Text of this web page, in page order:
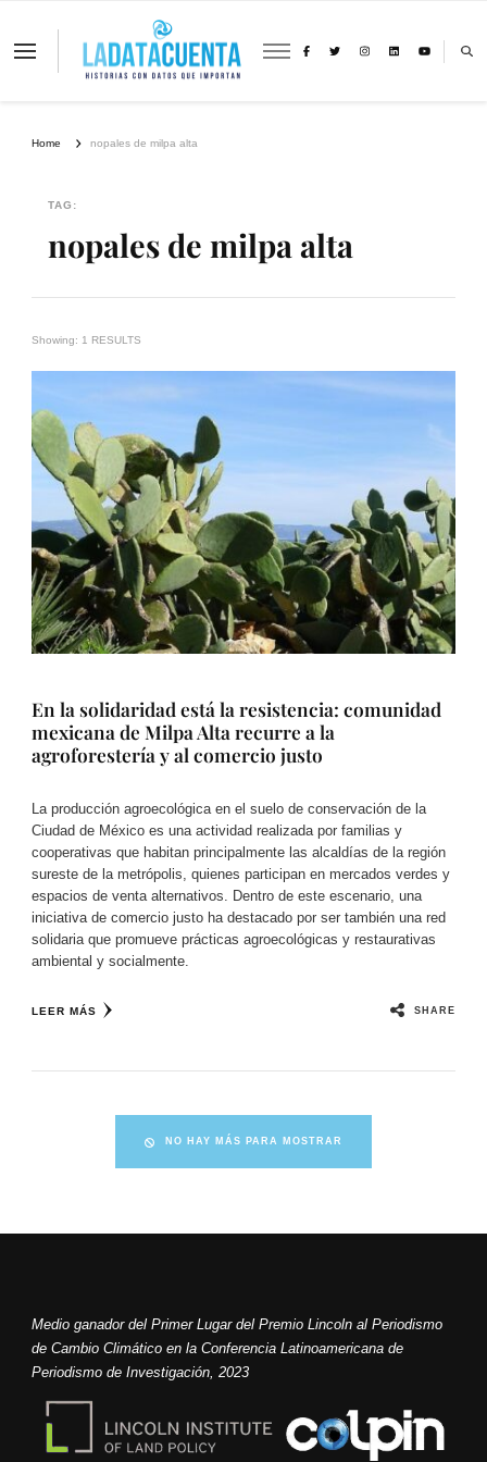
La Data Cuenta es una plataforma
Home nopales de milpa alta
TAG:
nopales de milpa alta
Showing: 1 RESULTS
En la solidaridad está la resistencia: comunidad
mexicana de Milpa Alta recurre a la
agroforestería y al comercio justo
La producción agroecológica en el suelo de conservación de la
Ciudad de México es una actividad realizada por familias y
cooperativas que habitan principalmente las alcaldías de la región
sureste de la metrópolis, quienes participan en mercados verdes y
espacios de venta alternativos. Dentro de este escenario, una
iniciativa de comercio justo ha destacado por ser también una red
solidaria que promueve prácticas agroecológicas y restaurativas
ambiental y socialmente.
LEER MÁS SHARE
NO HAY MÁS PARA MOSTRAR
Medio ganador del Primer Lugar del Premio Lincoln al Periodismo
de Cambio Climático en la Conferencia Latinoamericana de
Periodismo de Investigación, 2023